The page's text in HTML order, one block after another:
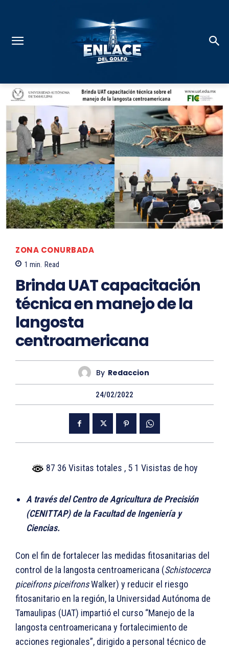
ZONA CONURBADA
1 min. Read
Brinda UAT capacitación
técnica en manejo de la
langosta
centroamericana
By Redaccion
24/02/2022
87 36 Visitas totales , 5 1 Visistas de hoy
A través del Centro de Agricultura de Precisión
(CENITTAP) de la Facultad de Ingeniería y
Ciencias.
Con el fin de fortalecer las medidas fitosanitarias del
control de la langosta centroamericana (Schistocerca
piceifrons piceifronsWalker) y reducir el riesgo
fitosanitario en la región, la Universidad Autónoma de
Tamaulipas (UAT) impartió el curso “Manejo de la
langosta centroamericana y fortalecimiento de
acciones regionales”, dirigido a personal técnico de